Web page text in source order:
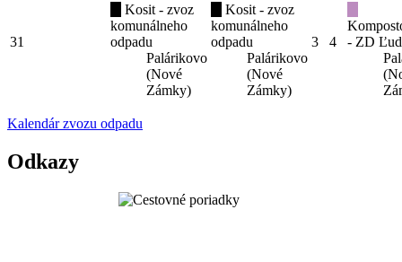
31
Kosit - zvoz
komunálneho
odpadu
Palárikovo
(Nové
Zámky)
Kosit - zvoz
komunálneho
odpadu
Palárikovo
(Nové
Zámky)
3 4
- ZD
Kalendár zvozu odpadu
Odkazy